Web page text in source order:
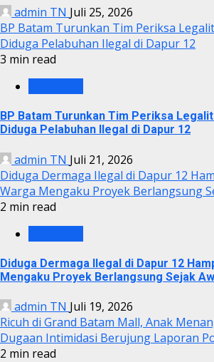
admin TN Juli 25, 2026
BP Batam Turunkan Tim Periksa
Diduga Pelabuhan Ilegal di Dapur 12
3 min read
BP Batam Turunkan Tim Periksa
Diduga Pelabuhan Ilegal di Dapur 12
admin TN Juli 21, 2026
Diduga Dermaga Ilegal di Dapur 12
Warga Mengaku Proyek Berlangsung
2 min read
Diduga Dermaga Ilegal di Dapur 12
Mengaku Proyek Berlangsung Sejak
admin TN Juli 19, 2026
Ricuh di Grand Batam Mall, Anak
Dugaan Intimidasi Berujung Laporan
2 min read